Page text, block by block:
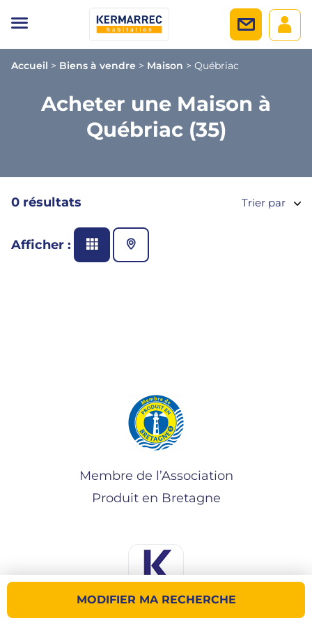
Accueil > Biens à vendre > Maison > Québriac
Acheter une Maison à
Québriac (35)
MODIFIER MA RECHERCHE
0 résultats Trier par
Afficher :
Membre de l’Association
Produit en Bretagne